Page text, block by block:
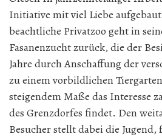
Initiative mit viel Liebe
beachtliche Privatzoo geht in
Fasanenzucht zurück, die der
Jahre durch Anschaffung der
zu einem vorbildlichen
steigendem Maße das Interesse
des Grenzdorfes findet. Den
Besucher stellt dabei die